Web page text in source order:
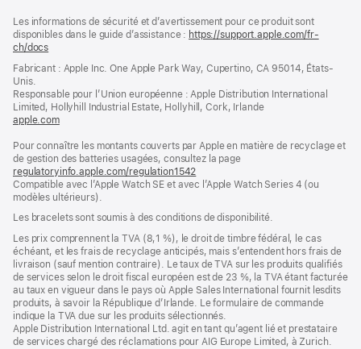
de
page
de
bas
page
Les informations de sécurité et d’avertissement pour ce produit sont
disponibles dans le guide d’assistance : https://support.apple.com/fr-
ch/docs
une
fenêtre)
Fabricant : Apple Inc. One Apple Park Way, Cupertino, CA 95014, États-
Unis.
Responsable pour l’Union européenne : Apple Distribution International
Limited, Hollyhill Industrial Estate, Hollyhill, Cork, Irlande
apple.com(s’ouvre
une
nouvelle
fenêtre)
Pour connaître les montants couverts par Apple en matière de recyclage et
de gestion des batteries usagées, consultez la page
regulatoryinfo.apple.com/regulation1542
dans
nouvelle
fenêtre)
Compatible avec l’Apple Watch SE et avec l’Apple Watch Series 4 (ou
modèles ultérieurs).
Les bracelets sont soumis à des conditions de disponibilité.
Les prix comprennent la TVA (8,1 %), le droit de timbre fédéral, le cas
échéant, et les frais de recyclage anticipés, mais s’entendent hors frais de
livraison (sauf mention contraire). Le taux de TVA sur les produits qualifiés
de services selon le droit fiscal européen est de 23 %, la TVA étant facturée
au taux en vigueur dans le pays où Apple Sales International fournit lesdits
produits, à savoir la République d’Irlande. Le formulaire de commande
indique la TVA due sur les produits sélectionnés.
Apple Distribution International Ltd. agit en tant qu’agent lié et prestataire
de services chargé des réclamations pour AIG Europe Limited, à Zurich.